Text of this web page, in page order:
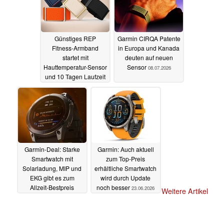
Günstiges REP
Fitness-Armband
startet mit
Hauttemperatur-Sensor
und 10 Tagen Laufzeit
08.07.2026
Garmin CIRQA Patente
in Europa und Kanada
deuten auf neuen
Sensor 08.07.2026
Garmin-Deal: Starke
Smartwatch mit
Solarladung, MIP und
EKG gibt es zum
Allzeit-Bestpreis
Garmin: Auch aktuell
zum Top-Preis
erhältliche Smartwatch
wird durch Update
noch besser 23.06.2026
Weitere Artikel